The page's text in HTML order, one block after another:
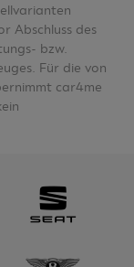
Abschluss des
bzw.
Für die von
car4me